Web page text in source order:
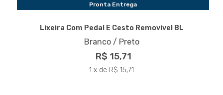
Pronta Entrega
Lixeira Com Pedal E Cesto Removivel 8L
Branco / Preto
R$ 15,71
1 x de R$ 15,71